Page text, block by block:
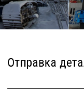
Отправка